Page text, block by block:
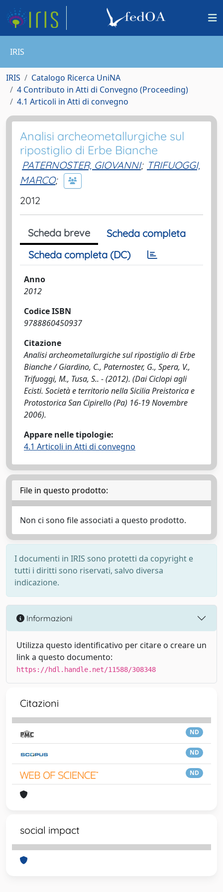
IRIS
IRIS
Catalogo Ricerca UniNA
4 Contributo in Atti di Convegno (Proceeding)
4.1 Articoli in Atti di convegno
Analisi archeometallurgiche sul
ripostiglio di Erbe Bianche
PATERNOSTER, GIOVANNI; TRIFUOGGI,
MARCO;
2012
Scheda breve
Scheda completa
Scheda completa (DC)
Anno
2012
Codice ISBN
9788860450937
Citazione
Analisi archeometallurgiche sul ripostiglio di Erbe
Bianche / Giardino, C., Paternoster, G., Spera, V.,
Trifuoggi, M., Tusa, S.. - (2012). (Dai Ciclopi agli
Ecisti. Società e territorio nella Sicilia Preistorica e
Protostorica San Cipirello (Pa) 16-19 Novembre
2006).
Appare nelle tipologie:
4.1 Articoli in Atti di convegno
File in questo prodotto:
Non ci sono file associati a questo prodotto.
I documenti in IRIS sono protetti da copyright e
tutti i diritti sono riservati, salvo diversa
indicazione.
Informazioni
Utilizza questo identificativo per citare o creare un
link a questo documento:
https://hdl.handle.net/11588/308348
Citazioni
ND
ND
ND
social impact